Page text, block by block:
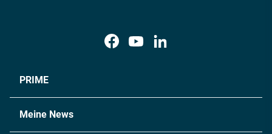
PRIME
Meine News